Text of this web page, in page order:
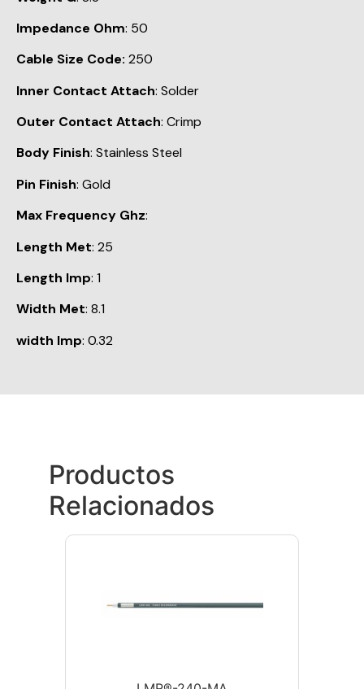
Impedance Ohm: 50
Cable Size Code: 250
Inner Contact Attach: Solder
Outer Contact Attach: Crimp
Body Finish: Stainless Steel
Pin Finish: Gold
Max Frequency Ghz:
Length Met: 25
Length Imp: 1
Width Met: 8.1
width Imp: 0.32
Productos
Relacionados